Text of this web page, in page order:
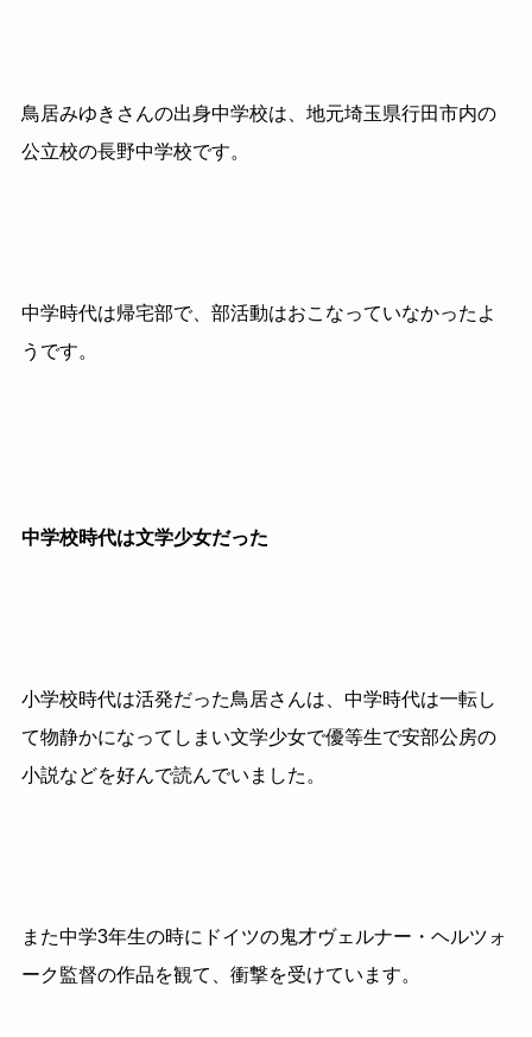
鳥居みゆきさんの出身中学校は、地元埼玉県行田市内の
公立校の長野中学校です。
中学時代は帰宅部で、部活動はおこなっていなかったよ
うです。
中学校時代は文学少女だった
小学校時代は活発だった鳥居さんは、中学時代は一転し
て物静かになってしまい文学少女で優等生で安部公房の
小説などを好んで読んでいました。
また中学3年生の時にドイツの鬼才ヴェルナー・ヘルツォ
ーク監督の作品を観て、衝撃を受けています。